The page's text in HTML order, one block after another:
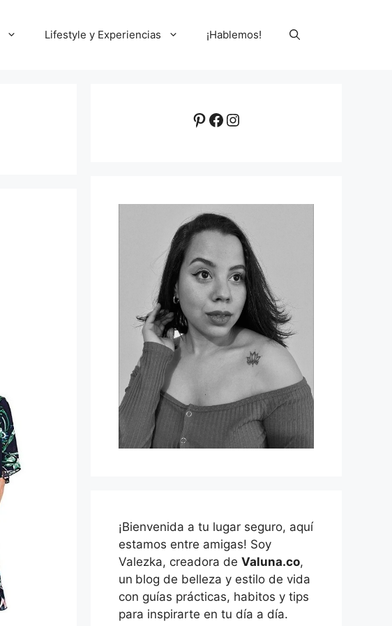
Lifestyle y Experiencias ¡Hablemos!
Pinterest
Facebook
Instagram
¡Bienvenida a tu lugar seguro, aquí
estamos entre amigas! Soy
Valezka, creadora de Valuna.co,
un blog de belleza y estilo de vida
con guías prácticas, habitos y tips
para inspirarte en tu día a día.